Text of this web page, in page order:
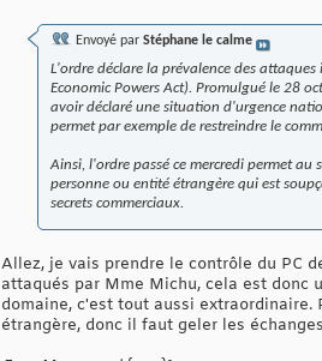
Envoyé par Stéphane le calme
L'ordre déclare la prévalence des
Economic Powers Act). Promulgué le 28
avoir déclaré une situation d'urgence
permet par exemple de restreindre le
Ainsi, l'ordre passé ce mercredi permet au
personne ou entité étrangère qui est
secrets commerciaux.
Allez, je vais prendre le contrôle du PC
attaqués par Mme Michu, cela est donc
domaine, c'est tout aussi
étrangère, donc il faut geler les